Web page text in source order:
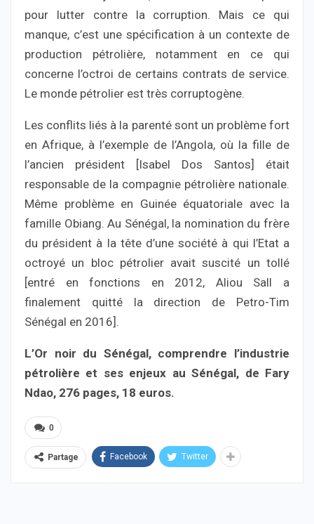
pour lutter contre la corruption. Mais ce qui
manque, c’est une spécification à un contexte de
production pétrolière, notamment en ce qui
concerne l’octroi de certains contrats de service.
Le monde pétrolier est très corruptogène.
Les conflits liés à la parenté sont un problème fort
en Afrique, à l’exemple de l’Angola, où la fille de
l’ancien président [Isabel Dos Santos] était
responsable de la compagnie pétrolière nationale.
Même problème en Guinée équatoriale avec la
famille Obiang. Au Sénégal, la nomination du frère
du président à la tête d’une société à qui l’Etat a
octroyé un bloc pétrolier avait suscité un tollé
[entré en fonctions en 2012, Aliou Sall a
finalement quitté la direction de Petro-Tim
Sénégal en 2016].
L’Or noir du Sénégal, comprendre l’industrie
pétrolière et ses enjeux au Sénégal, de Fary
Ndao, 276 pages, 18 euros.
0
Partage Facebook Twitter